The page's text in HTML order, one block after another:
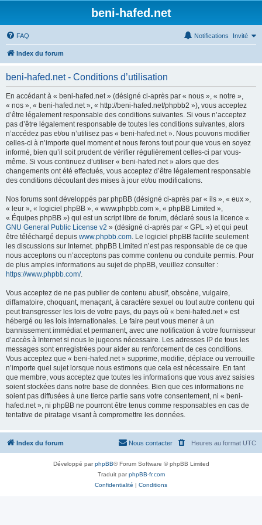
beni-hafed.net
FAQ Invité
Notifications
Index du forum
beni-hafed.net - Conditions d’utilisation
En accédant à « beni-hafed.net » (désigné ci-après par « nous », « notre »,
« nos », « beni-hafed.net », « http://beni-hafed.net/phpbb2 »), vous acceptez
d’être légalement responsable des conditions suivantes. Si vous n’acceptez
pas d’être légalement responsable de toutes les conditions suivantes, alors
n’accédez pas et/ou n’utilisez pas « beni-hafed.net ». Nous pouvons modifier
celles-ci à n’importe quel moment et nous ferons tout pour que vous en soyez
informé, bien qu’il soit prudent de vérifier régulièrement celles-ci par vous-
même. Si vous continuez d’utiliser « beni-hafed.net » alors que des
changements ont été effectués, vous acceptez d’être légalement responsable
des conditions découlant des mises à jour et/ou modifications.
Nos forums sont développés par phpBB (désigné ci-après par « ils », « eux »,
« leur », « logiciel phpBB », « www.phpbb.com », « phpBB Limited »,
« Équipes phpBB ») qui est un script libre de forum, déclaré sous la licence «
GNU General Public License v2 » (désigné ci-après par « GPL ») et qui peut
être téléchargé depuis www.phpbb.com. Le logiciel phpBB facilite seulement
les discussions sur Internet. phpBB Limited n’est pas responsable de ce que
nous acceptons ou n’acceptons pas comme contenu ou conduite permis. Pour
de plus amples informations au sujet de phpBB, veuillez consulter :
https://www.phpbb.com/.
Vous acceptez de ne pas publier de contenu abusif, obscène, vulgaire,
diffamatoire, choquant, menaçant, à caractère sexuel ou tout autre contenu qui
peut transgresser les lois de votre pays, du pays où « beni-hafed.net » est
hébergé ou les lois internationales. Le faire peut vous mener à un
bannissement immédiat et permanent, avec une notification à votre fournisseur
d’accès à Internet si nous le jugeons nécessaire. Les adresses IP de tous les
messages sont enregistrées pour aider au renforcement de ces conditions.
Vous acceptez que « beni-hafed.net » supprime, modifie, déplace ou verrouille
n’importe quel sujet lorsque nous estimons que cela est nécessaire. En tant
que membre, vous acceptez que toutes les informations que vous avez saisies
soient stockées dans notre base de données. Bien que ces informations ne
soient pas diffusées à une tierce partie sans votre consentement, ni « beni-
hafed.net », ni phpBB ne pourront être tenus comme responsables en cas de
tentative de piratage visant à compromettre les données.
Index du forum Heures au format UTC
Nous contacter
Développé parphpBB® Forum Software © phpBB Limited
Traduit parphpBB-fr.com
Confidentialité | Conditions